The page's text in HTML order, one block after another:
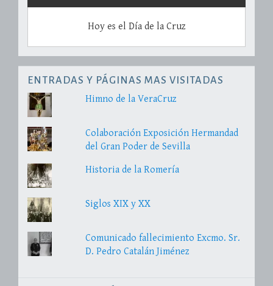
Hoy es el Día de la Cruz
ENTRADAS Y PÁGINAS MAS VISITADAS
Himno de la VeraCruz
Colaboración Exposición Hermandad
del Gran Poder de Sevilla
Historia de la Romería
Siglos XIX y XX
Comunicado fallecimiento Excmo. Sr.
D. Pedro Catalán Jiménez